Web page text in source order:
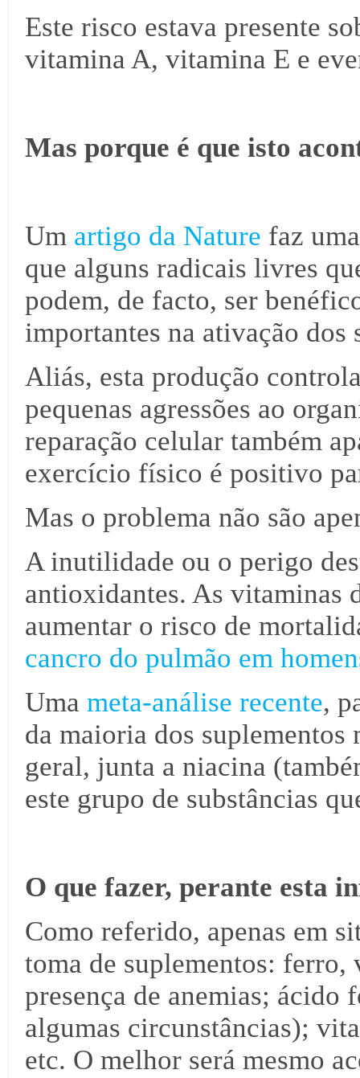
Este risco estava presente
vitamina A, vitamina E e
Mas porque é que isto
Um artigo da Nature faz
que alguns radicais livres
podem, de facto, ser
importantes na ativação dos
Aliás, esta produção
pequenas agressões ao
reparação celular também
exercício físico é positivo
Mas o problema não são
A inutilidade ou o perigo
antioxidantes. As vitaminas
aumentar o risco de
cancro do pulmão em
Uma meta-análise recente,
da maioria dos
geral, junta a niacina
este grupo de substâncias
O que fazer, perante esta
Como referido, apenas em
toma de suplementos:
presença de anemias;
algumas circunstâncias);
etc. O melhor será mesmo